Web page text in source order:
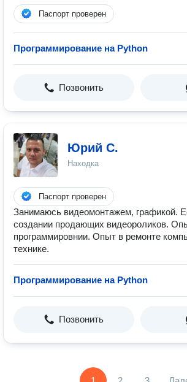
Паспорт проверен
Программирование на Python
Позвонить
Юрий С.
Находка
Паспорт проверен
Занимаюсь видеомонтажем, графикой.
создании продающих видеороликов.
программировнии. Опыт в ремонте
технике.
Программирование на Python
Позвонить